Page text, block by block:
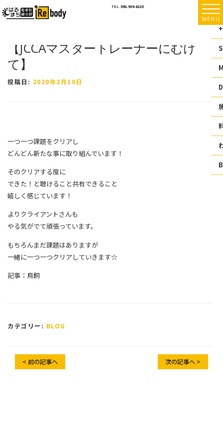
ン
TEL. 092-939-6220
MENU
【JCCAマスタートレーナーにむけ
て】
投稿日: 2020年2月10日
一つ一つ課題をクリアし
どんどん新たな事に取り組んでいます！
そのクリアする度に
できた！と聴けること共有できること
嬉しく感じています！
よりクライアントさんも
やる気がでて頑張っています。
もちろんまだ課題はありますが
一緒に一つ一つクリアしていきます☆
記事：鳥飼
カテゴリー: BLOG
< 前の記事へ 次の記事へ >